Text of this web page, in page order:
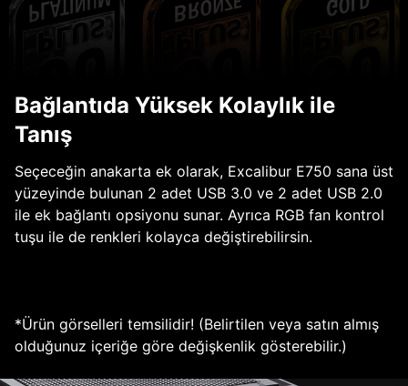
Bağlantıda Yüksek Kolaylık ile
Tanış
Seçeceğin anakarta ek olarak, Excalibur E750 sana üst
yüzeyinde bulunan 2 adet USB 3.0 ve 2 adet USB 2.0
ile ek bağlantı opsiyonu sunar. Ayrıca RGB fan kontrol
tuşu ile de renkleri kolayca değiştirebilirsin.
*Ürün görselleri temsilidir! (Belirtilen veya satın almış
olduğunuz içeriğe göre değişkenlik gösterebilir.)